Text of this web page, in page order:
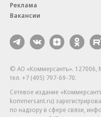
Реклама
Вакансии
© АО «Коммерсантъ». 127006,
тел. +7 (495) 797-69-70.
Сетевое издание
kommersant.ru)
по надзору в сфере связи,